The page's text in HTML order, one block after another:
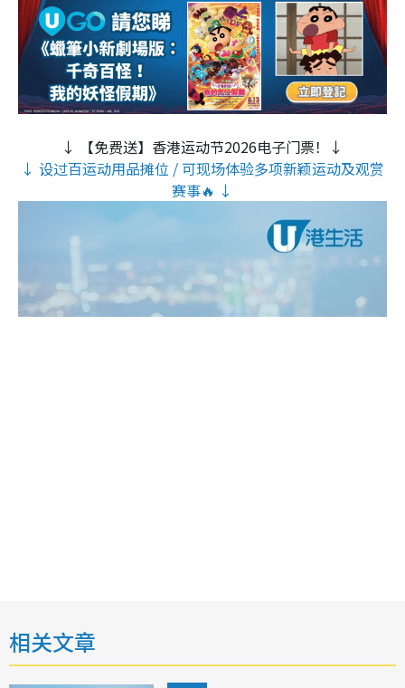
↓ 【免费送】香港运动节2026电子门票！↓
↓ 设过百运动用品摊位 / 可现场体验多项新颖运动及观赏
赛事🔥 ↓
相关文章